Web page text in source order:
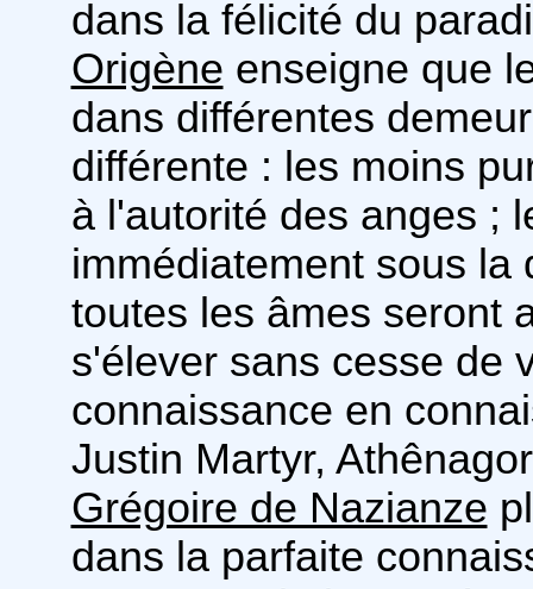
dans la félicité du
Origène enseigne que
dans différentes
différente : les moins
à l'autorité des anges ;
immédiatement sous la
toutes les âmes seront
s'élever sans cesse de
connaissance en
Justin Martyr,
Grégoire de Nazianze
dans la parfaite